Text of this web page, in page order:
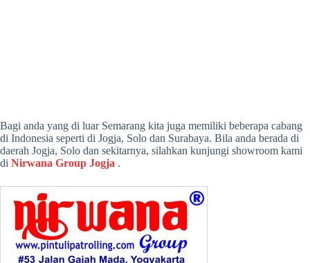
Bagi anda yang di luar Semarang kita juga memiliki beberapa cabang
di Indonesia seperti di Jogja, Solo dan Surabaya. Bila anda berada di
daerah Jogja, Solo dan sekitarnya, silahkan kunjungi showroom kami
di Nirwana Group Jogja .